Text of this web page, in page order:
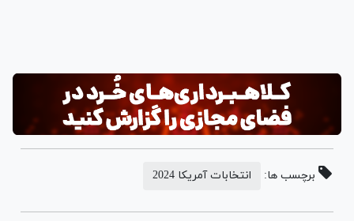
برچسب ها: انتخابات آمریکا 2024